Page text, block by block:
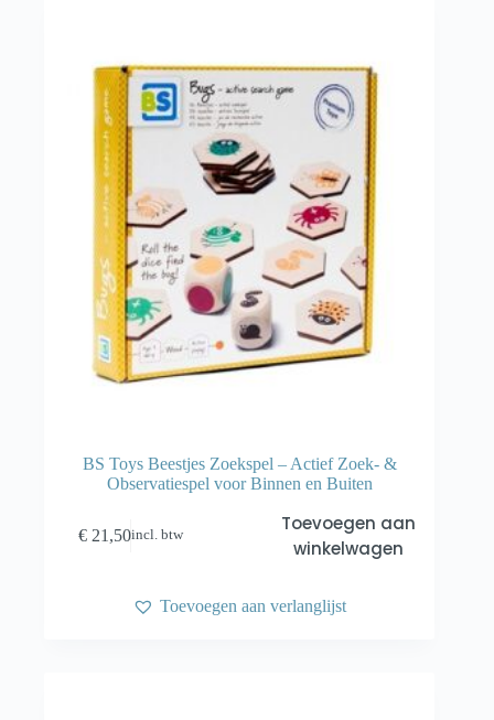
BS Toys Beestjes Zoekspel – Actief Zoek- &
Observatiespel voor Binnen en Buiten
€ 21,50incl. btw
Toevoegen aan
winkelwagen
Toevoegen aan verlanglijst